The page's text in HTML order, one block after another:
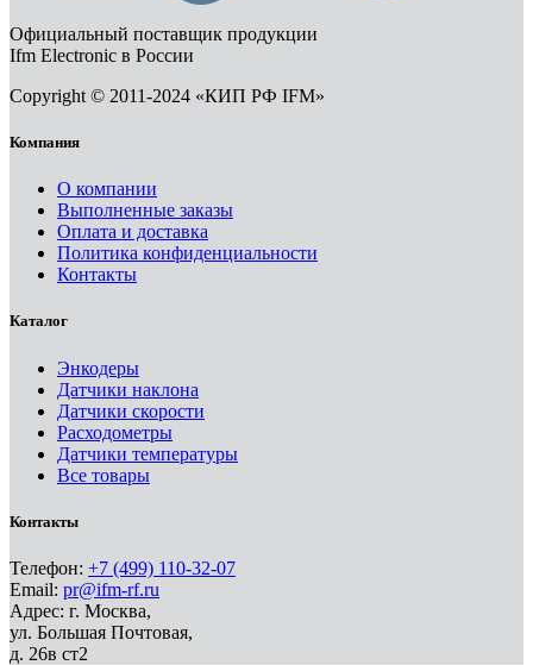
Официальный поставщик продукции
Ifm Electronic в России
Copyright © 2011-2024 «КИП РФ IFM»
Компания
О компании
Выполненные заказы
Оплата и доставка
Политика конфиденциальности
Контакты
Каталог
Энкодеры
Датчики наклона
Датчики скорости
Расходометры
Датчики температуры
Все товары
Контакты
Телефон: +7 (499) 110-32-07
Email: pr@ifm-rf.ru
Адрес: г. Москва,
ул. Большая Почтовая,
д. 26в ст2